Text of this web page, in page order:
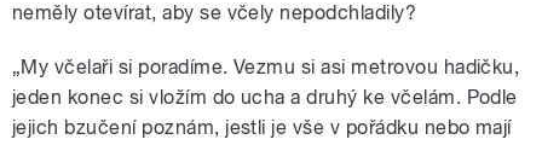
neměly otevírat, aby se včely nepodchladily?
„My včelaři si poradíme. Vezmu si asi metrovou hadičku,
jeden konec si vložím do ucha a druhý ke včelám. Podle
jejich bzučení poznám, jestli je vše v pořádku nebo mají